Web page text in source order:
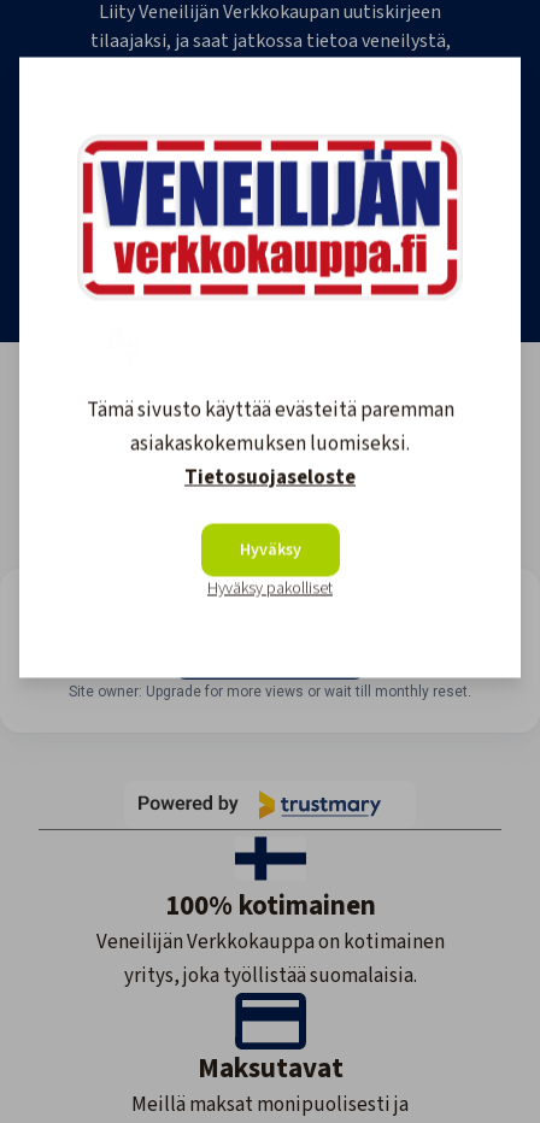
Liity Veneilijän Verkkokaupan uutiskirjeen
tilaajaksi, ja saat jatkossa tietoa veneilystä,
tilauksen milloin tahansa.
Tilaa uutiskirje
Site owner: Upgrade for more views or wait till monthly reset.
100% kotimainen
Veneilijän Verkkokauppa on kotimainen
yritys, joka työllistää suomalaisia.
Maksutavat
Meillä maksat monipuolisesti ja
Tämä sivusto käyttää evästeitä paremman
asiakaskokemuksen luomiseksi.
Tietosuojaseloste
Hyväksy
Hyväksy pakolliset